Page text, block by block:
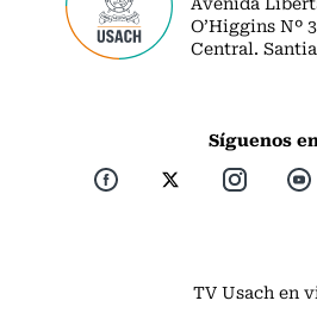
O’Higgins Nº
Central.
Síguenos
TV Usach en